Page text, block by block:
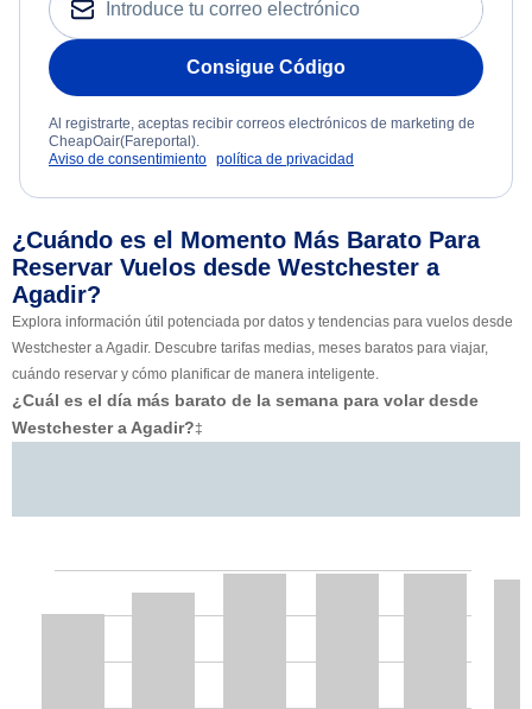
Consigue Código
Al registrarte, aceptas recibir correos electrónicos de marketing de
CheapOair(Fareportal).
Aviso de consentimiento política de privacidad
¿Cuándo es el Momento Más Barato Para
Reservar Vuelos desde Westchester a
Agadir?
Explora información útil potenciada por datos y tendencias para vuelos desde
Westchester a Agadir. Descubre tarifas medias, meses baratos para viajar,
cuándo reservar y cómo planificar de manera inteligente.
¿Cuál es el día más barato de la semana para volar desde
Westchester a Agadir?‡